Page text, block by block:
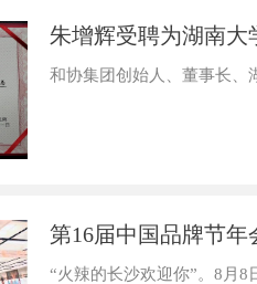
朱增辉受聘为湖南
和协集团创始人、董事长、
第16届中国品牌节
“火辣的长沙欢迎你”。8月